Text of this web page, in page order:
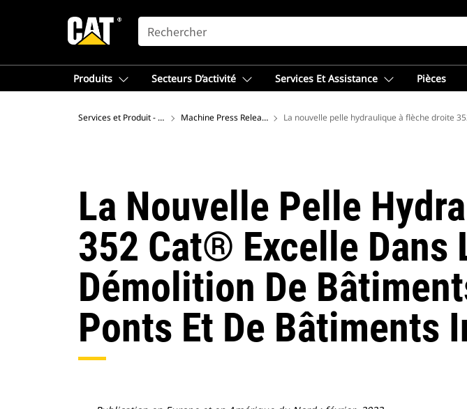
SEARCH
Produits Secteurs D’activité Services Et Assistance Pièces
Services et Produit - Europe de l'OuestMachine Press Releases La nouvelle pelle hydraulique à flèche droite
La Nouvelle Pelle
352 Cat® Excelle Dans
Démolition De
Ponts Et De Bâtiments